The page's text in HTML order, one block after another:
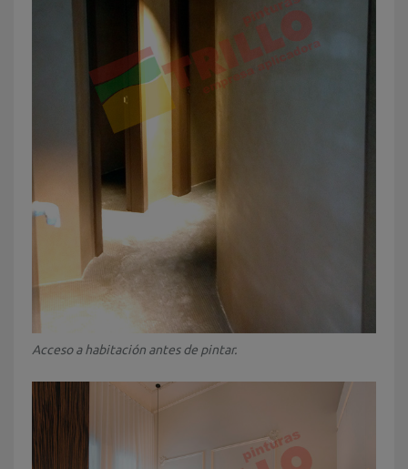
Acceso a habitación antes de pintar.